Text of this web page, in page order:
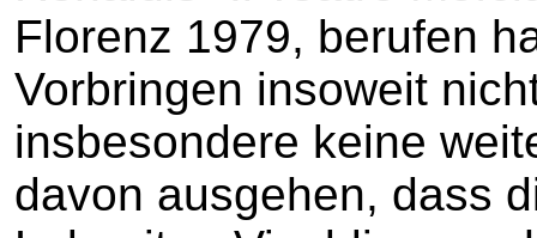
Florenz 1979, berufen
Vorbringen insoweit
insbesondere keine
davon ausgehen, dass